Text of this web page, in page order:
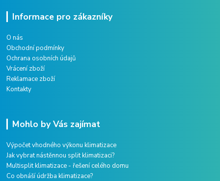
Informace pro zákazníky
O nás
Obchodní podmínky
Ochrana osobních údajů
Vrácení zboží
Reklamace zboží
Kontakty
Mohlo by Vás zajímat
Výpočet vhodného výkonu klimatizace
Jak vybrat nástěnnou split klimatizaci?
Multisplit klimatizace - řešení celého domu
Co obnáší údržba klimatizace?